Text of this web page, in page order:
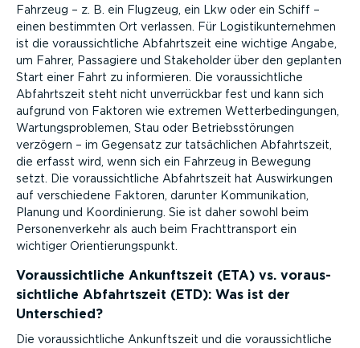
Fahrzeug – z. B. ein Flugzeug, ein Lkw oder ein Schiff –
einen bestimmten Ort verlassen. Für Logistik­unternehmen
ist die voraus­sicht­liche Abfahrtszeit eine wichtige Angabe,
um Fahrer, Passagiere und Stakeholder über den geplanten
Start einer Fahrt zu informieren. Die voraus­sicht­liche
Abfahrtszeit steht nicht unver­rückbar fest und kann sich
aufgrund von Faktoren wie extremen Wetter­be­din­gungen,
Wartungs­pro­blemen, Stau oder Betriebs­stö­rungen
verzögern – im Gegensatz zur tatsäch­lichen Abfahrtszeit,
die erfasst wird, wenn sich ein Fahrzeug in Bewegung
setzt. Die voraus­sicht­liche Abfahrtszeit hat Auswir­kungen
auf verschiedene Faktoren, darunter Kommu­ni­kation,
Planung und Koordi­nierung. Sie ist daher sowohl beim
Perso­nen­verkehr als auch beim Fracht­transport ein
wichtiger Orien­tie­rungs­punkt.
Voraus­sicht­liche Ankunftszeit (ETA) vs. voraus­
sicht­liche Abfahrtszeit (ETD): Was ist der
Unterschied?
Die voraus­sicht­liche Ankunftszeit und die voraus­sicht­liche